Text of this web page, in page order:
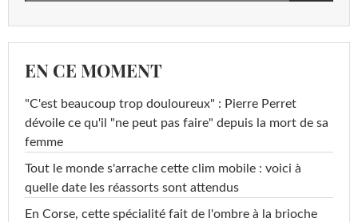
EN CE MOMENT
"C'est beaucoup trop douloureux" : Pierre Perret
dévoile ce qu'il "ne peut pas faire" depuis la mort de sa
femme
Tout le monde s'arrache cette clim mobile : voici à
quelle date les réassorts sont attendus
En Corse, cette spécialité fait de l'ombre à la brioche